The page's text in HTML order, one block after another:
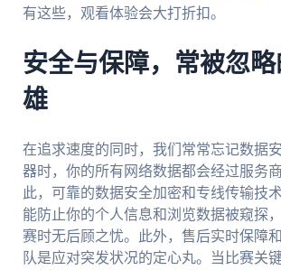
有这些，观看体验会大打折扣。
安全与保障，常被忽
雄
在追求速度的同时，我们常常忘记数据
器时，你的所有网络数据都会经过服务
此，可靠的数据安全加密和专线传输技
能防止你的个人信息和浏览数据被窥探
赛时无后顾之忧。此外，售后实时保障
队是应对突发状况的定心丸。当比赛关